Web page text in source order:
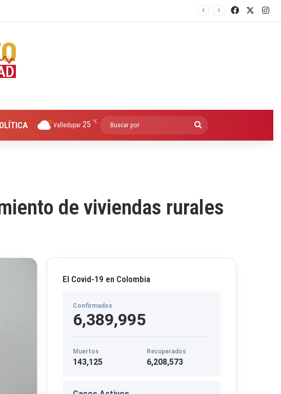
Facebook
Valledupar 25 ℃
Buscar
por
de viviendas rurales
El Covid-19 en Colombia
Confirmados
6,389,995
Muertos
143,125
Recuperados
6,208,573